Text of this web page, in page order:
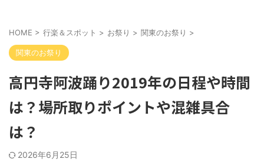
HOME > 行楽＆スポット > お祭り > 関東のお祭り >
関東のお祭り
高円寺阿波踊り2019年の日程や時間
は？場所取りポイントや混雑具合
は？
2026年6月25日